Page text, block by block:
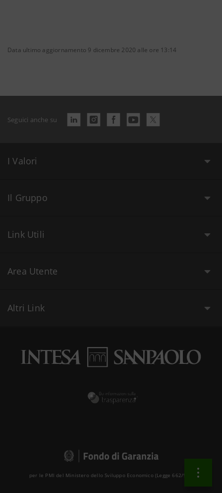
Data ultimo aggiornamento 9 dicembre 2020 alle ore 13:14
Seguici anche su
I Valori
Il Gruppo
Link Utili
Area Utente
Altri Link
per le PMI del Ministero dello Sviluppo Economico (Legge 662/96 )